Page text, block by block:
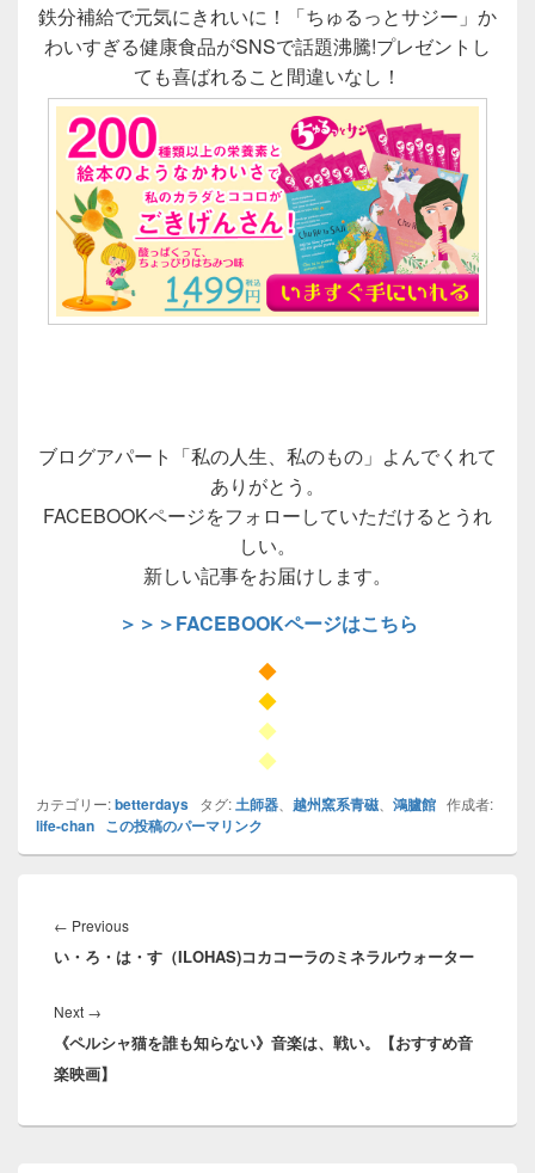
鉄分補給で元気にきれいに！「ちゅるっとサジー」か
わいすぎる健康食品がSNSで話題沸騰!プレゼントし
ても喜ばれること間違いなし！
ブログアパート「私の人生、私のもの」よんでくれて
ありがとう。
FACEBOOKページをフォローしていただけるとうれ
しい。
新しい記事をお届けします。
＞＞＞FACEBOOKページはこちら
◆
◆
◆
◆
カテゴリー:betterdays タグ:土師器、 越州窯系青磁、 鴻臚館 作成者:
life-chan この投稿のパーマリンク
稿
ナ
ゲ
ー
シ
ョ
← PreviousPrevious
post:
い・ろ・は・す（ILOHAS)コカコーラのミネラルウォーター
Next →
post:
《ペルシャ猫を誰も知らない》音楽は、戦い。【おすすめ音
楽映画】